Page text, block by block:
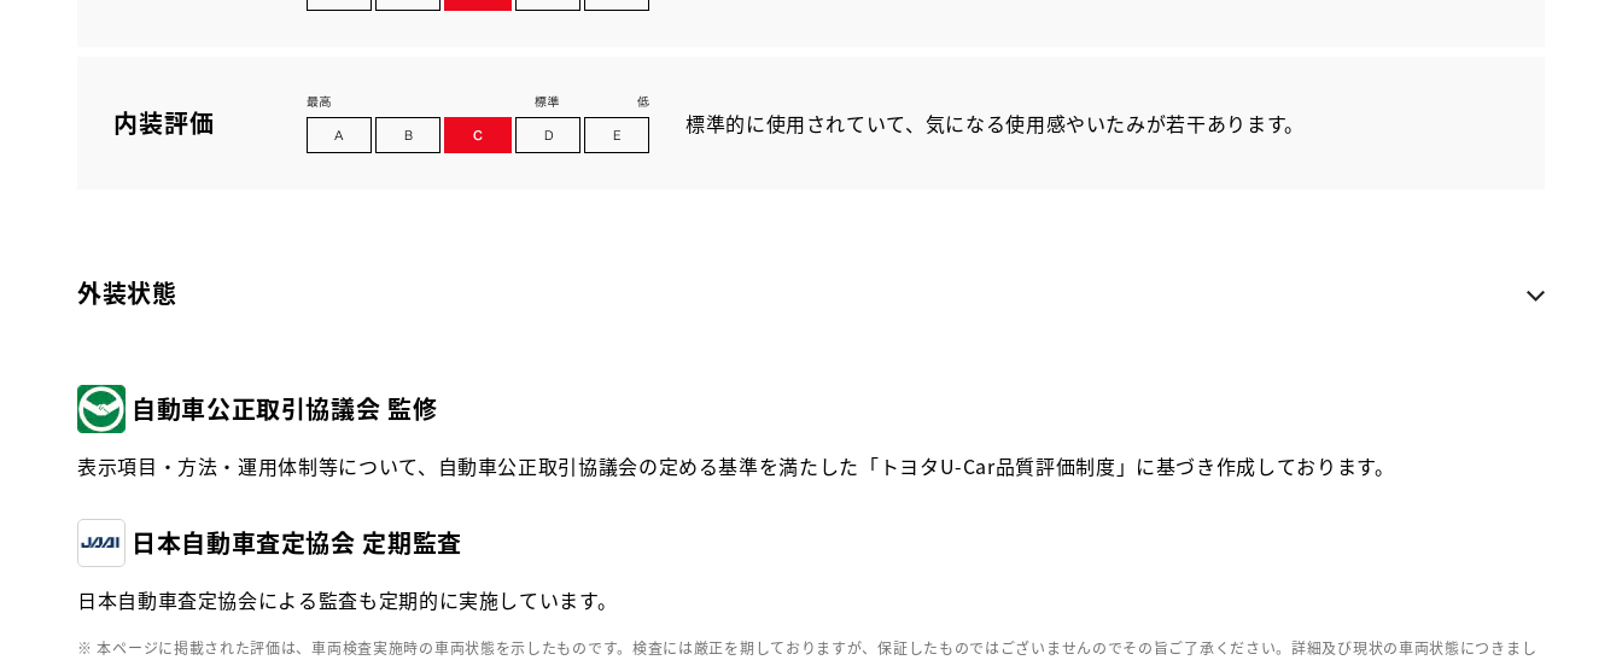
内装評価 標準的に使用されていて、気になる使用感やいたみが若干あります。
外装状態
自動車公正取引協議会 監修
表示項目・方法・運用体制等について、自動車公正取引協議会の定める基準を満たした「トヨタU-Car品質評価制度」に基づき作成しております。
日本自動車査定協会 定期監査
日本自動車査定協会による監査も定期的に実施しています。
※ 本ページに掲載された評価は、車両検査実施時の車両状態を示したものです。検査には厳正を期しておりますが、保証したものではございませんのでその旨ご了承ください。詳細及び現状の車両状態につきまし